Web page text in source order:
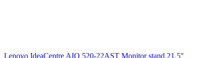
Lenovo IdeaCentre AIO 520-22AST Monitor stand 21.5"